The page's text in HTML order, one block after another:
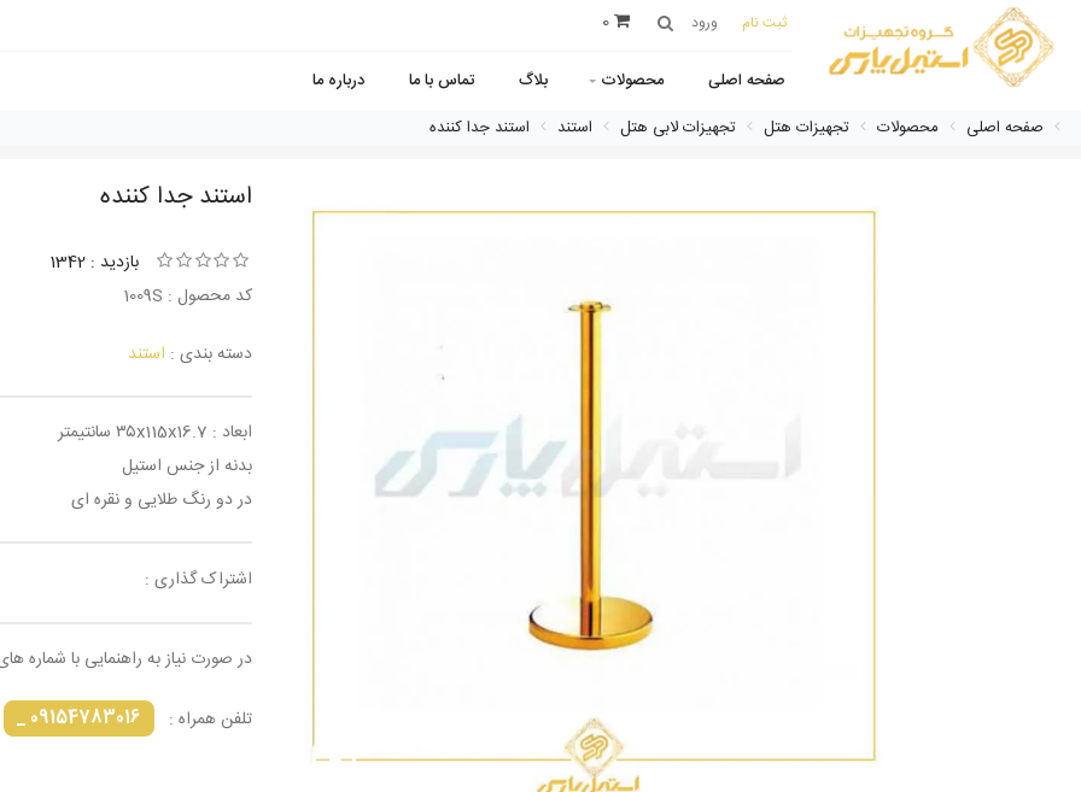
ثبت نام ورود 0
صفحه اصلی محصولات بلاگ تماس با ما
درباره ما
صفحه اصلی
محصولات تجهیزات هتل تجهیزات لابی هتل استند استند جدا کننده
استند جدا کننده
بازدید : 1342
کد محصول : 1009S
دسته بندی : استند
ابعاد : ۳۵x115x16.7 سانتیمتر
بدنه از جنس استیل
در دو رنگ طلایی و نقره ای
اشتراک گذاری :
در صورت نیاز به راهنمایی با شماره
تلفن همراه : 09154783016 _